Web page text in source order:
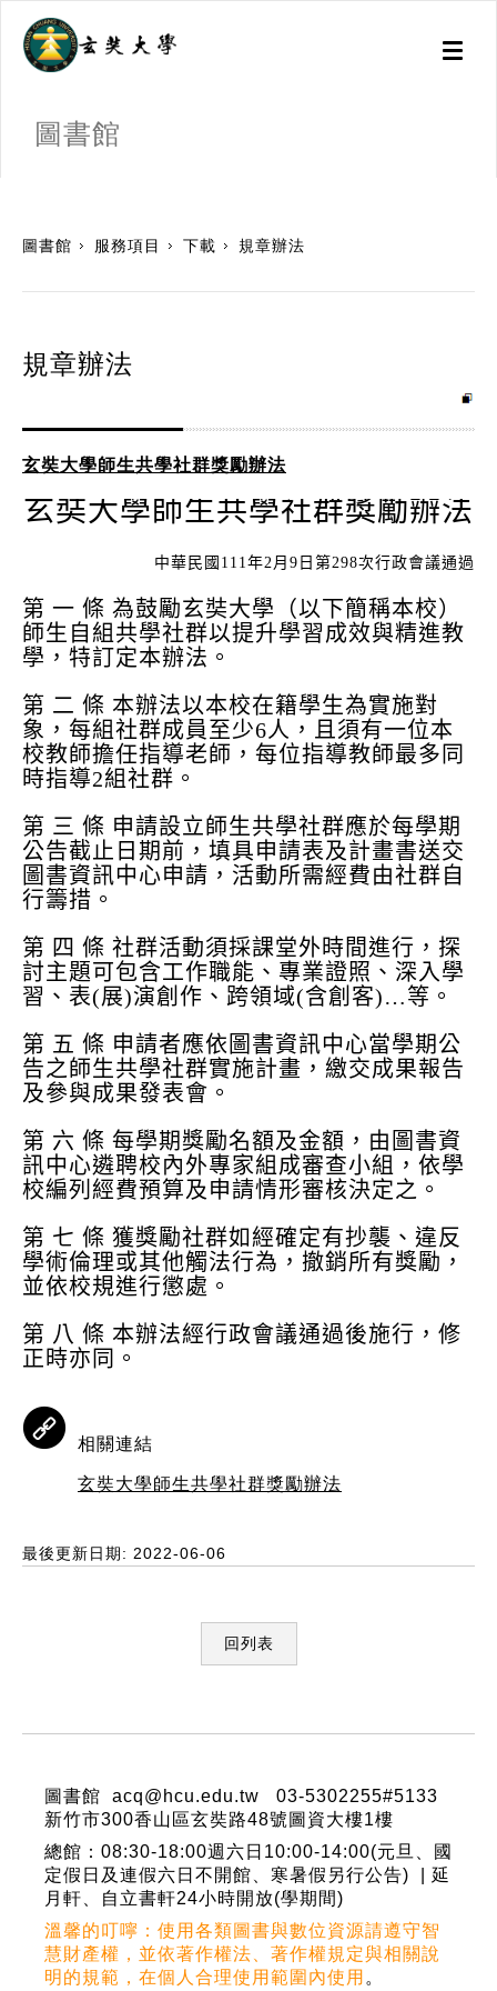
Toggle
圖書館
圖書館 服務項目 下載 規章辦法
規章辦法
玄奘大學師生共學社群獎勵辦法
玄奘大學師生共學社群獎勵辦法
中華民國111年2月9日第298次行政會議通過
第 一 條 為鼓勵玄奘大學（以下簡稱本校）
師生自組共學社群以提升學習成效與精進教
學，特訂定本辦法。
第 二 條 本辦法以本校在籍學生為實施對
象，每組社群成員至少6人，且須有一位本
校教師擔任指導老師，每位指導教師最多同
時指導2組社群。
第 三 條 申請設立師生共學社群應於每學期
公告截止日期前，填具申請表及計畫書送交
圖書資訊中心申請，活動所需經費由社群自
行籌措。
第 四 條 社群活動須採課堂外時間進行，探
討主題可包含工作職能、專業證照、深入學
習、表(展)演創作、跨領域(含創客)…等。
第 五 條 申請者應依圖書資訊中心當學期公
告之師生共學社群實施計畫，繳交成果報告
及參與成果發表會。
第 六 條 每學期獎勵名額及金額，由圖書資
訊中心遴聘校內外專家組成審查小組，依學
校編列經費預算及申請情形審核決定之。
第 七 條 獲獎勵社群如經確定有抄襲、違反
學術倫理或其他觸法行為，撤銷所有獎勵，
並依校規進行懲處。
第 八 條 本辦法經行政會議通過後施行，修
正時亦同。
相關連結
玄奘大學師生共學社群獎勵辦法
最後更新日期: 2022-06-06
回列表
圖書館 acq@hcu.edu.tw 03-5302255#5133
新竹市300香山區玄奘路48號圖資大樓1樓
總館：08:30-18:00週六日10:00-14:00(元旦、國
定假日及連假六日不開館、寒暑假另行公告) | 延
月軒、自立書軒24小時開放(學期間)
溫馨的叮嚀：使用各類圖書與數位資源請遵守智
慧財產權，並依著作權法、著作權規定與相關說
明的規範，在個人合理使用範圍內使用 。